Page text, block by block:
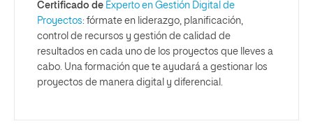
Certificado de Experto en Gestión Digital de
Proyectos: fórmate en liderazgo, planificación,
control de recursos y gestión de calidad de
resultados en cada uno de los proyectos que lleves a
cabo. Una formación que te ayudará a gestionar los
proyectos de manera digital y diferencial.